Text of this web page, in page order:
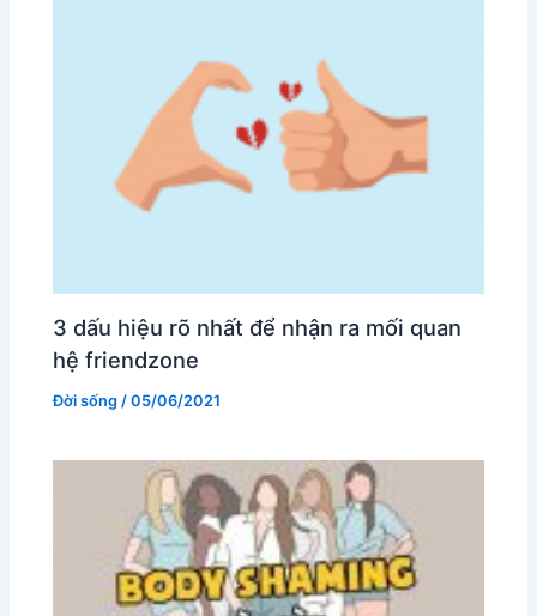
3 dấu hiệu rõ nhất để nhận ra mối quan
hệ friendzone
Đời sống /05/06/2021